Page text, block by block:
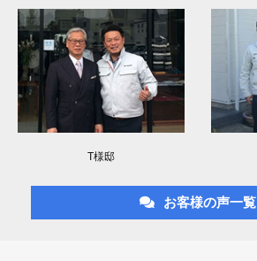
T様邸
お客様の声一覧